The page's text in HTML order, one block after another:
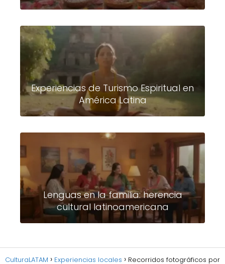
Experiencias de Turismo Espiritual en
América Latina
Lenguas en la familia: herencia
cultural latinoamericana
CulturaLATAM Experiencias locales Recorridos fotográficos por